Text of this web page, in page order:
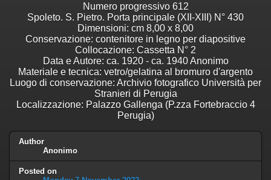
Numero progressivo 612
Spoleto. S. Pietro. Porta principale (XII-XIII) N° 430
Dimensioni: cm 8,00 x 8,00
Conservazione: contenitore in legno per diapositive
Collocazione: Cassetta N° 2
Data e Autore: ca. 1920 - ca. 1940 Anonimo
Materiale e tecnica: vetro/gelatina al bromuro d'argento
Luogo di conservazione: Archivio fotografico Università per
Stranieri di Perugia
Localizzazione: Palazzo Gallenga (P.zza Fortebraccio 4
Perugia)
Author
Anonimo
Posted on